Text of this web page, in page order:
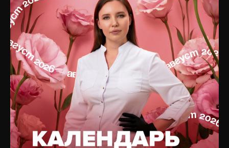
косметология
Коррекция фигуры
Общая терапия
Трихология
Неврология
Сочетанные протоколы
Подобрать процедуру
Записаться на приём
Специалисты
О клинике
Оборудование
Препараты
Юридическая информация
Вакансии
Контакты
КОСМЕТИКА
БУДЬТЕ В КУРСЕ ОБ